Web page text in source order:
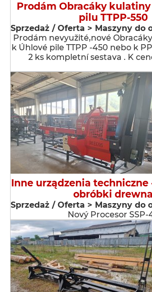
Prodám Obracáky
pilu TTPP-550
Sprzedaż / Oferta > Maszyny do
Prodám nevyužité,nové
k Úhlové pile TTPP -450 nebo k
2 ks kompletní sestava . K
Inne urządzenia techniczne
obróbki drewna
Sprzedaż / Oferta > Maszyny do
Nový Procesor SSP-